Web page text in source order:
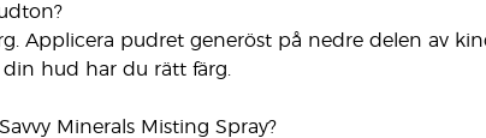
Applicera pudret generöst på nedre delen av
hud har du rätt färg.
Minerals Misting Spray?